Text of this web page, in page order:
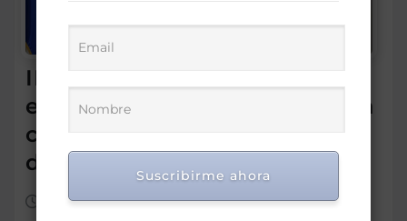
IDEICE y MINERD coordinan
estrategias para fortalecer la
calidad de la educación
dominicana
Ago 7, 2026
Suscribirme ahora